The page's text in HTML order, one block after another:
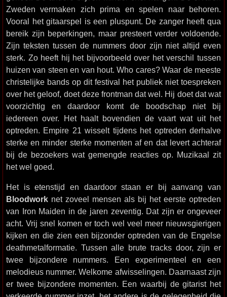
Zweden vermaken zich prima en spelen naar behoren.
Vooral het gitaarspel is een pluspunt. De zanger heeft qua
bereik zijn beperkingen, maar presteert verder voldoende.
Zijn teksten tussen de nummers door zijn niet altijd even
sterk. Zo heeft hij het bijvoorbeeld over het verschil tussen
huizen van steen en van hout. Who cares? Waar de meeste
christelijke bands op dit festival het publiek niet toespreken
over het geloof, doet deze frontman dat wel. Hij doet dat wat
voorzichtig en daardoor komt de boodschap niet bij
iedereen over. Het haalt bovendien de vaart wat uit het
optreden. Empire 21 wisselt tijdens het optreden derhalve
sterke en minder sterke momenten af en dat levert achteraf
bij de bezoekers wat gemengde reacties op. Muzikaal zit
het wel goed.
Het is etenstijd en daardoor staan er bij aanvang van
Bloodwork net zoveel mensen als bij het eerste optreden
van Iron Maiden in de jaren zeventig. Dat zijn er ongeveer
acht. Vrij snel komen er toch wel veel meer nieuwsgierigen
kijken en die zien een bijzonder optreden van de Engelse
deathmetalformatie. Tussen alle brute tracks door, zijn er
twee bijzondere nummers. Een experimenteel en een
melodieus nummer. Welkome afwisselingen. Daarnaast zijn
er twee bijzondere momenten. Een waarbij de gitarist het